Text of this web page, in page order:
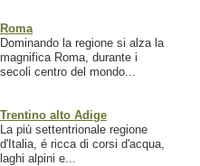
Roma
Dominando la regione si alza la
magnifica Roma, durante i
secoli centro del mondo...
Trentino alto Adige
La più settentrionale regione
d'Italia, é ricca di corsi d'acqua,
laghi alpini e...